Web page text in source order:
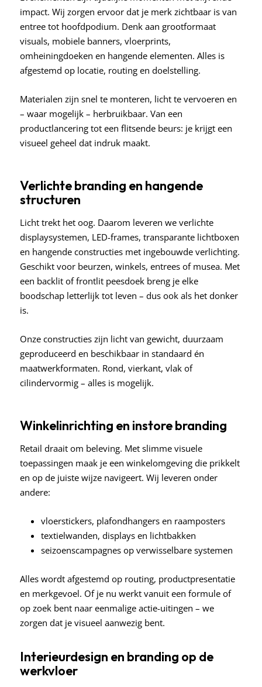
impact. Wij zorgen ervoor dat je merk zichtbaar is van
entree tot hoofdpodium. Denk aan grootformaat
visuals, mobiele banners, vloerprints,
omheiningdoeken en hangende elementen. Alles is
afgestemd op locatie, routing en doelstelling.
Materialen zijn snel te monteren, licht te vervoeren en
– waar mogelijk – herbruikbaar. Van een
productlancering tot een flitsende beurs: je krijgt een
visueel geheel dat indruk maakt.
Verlichte branding en hangende
structuren
Licht trekt het oog. Daarom leveren we verlichte
displaysystemen, LED-frames, transparante lichtboxen
en hangende constructies met ingebouwde verlichting.
Geschikt voor beurzen, winkels, entrees of musea. Met
een backlit of frontlit peesdoek breng je elke
boodschap letterlijk tot leven – dus ook als het donker
is.
Onze constructies zijn licht van gewicht, duurzaam
geproduceerd en beschikbaar in standaard én
maatwerkformaten. Rond, vierkant, vlak of
cilindervormig – alles is mogelijk.
Winkelinrichting en instore branding
Retail draait om beleving. Met slimme visuele
toepassingen maak je een winkelomgeving die prikkelt
en op de juiste wijze navigeert. Wij leveren onder
andere:
vloerstickers, plafondhangers en raamposters
textielwanden, displays en lichtbakken
seizoenscampagnes op verwisselbare systemen
Alles wordt afgestemd op routing, productpresentatie
en merkgevoel. Of je nu werkt vanuit een formule of
op zoek bent naar eenmalige actie-uitingen – we
zorgen dat je visueel aanwezig bent.
Interieurdesign en branding op de
werkvloer